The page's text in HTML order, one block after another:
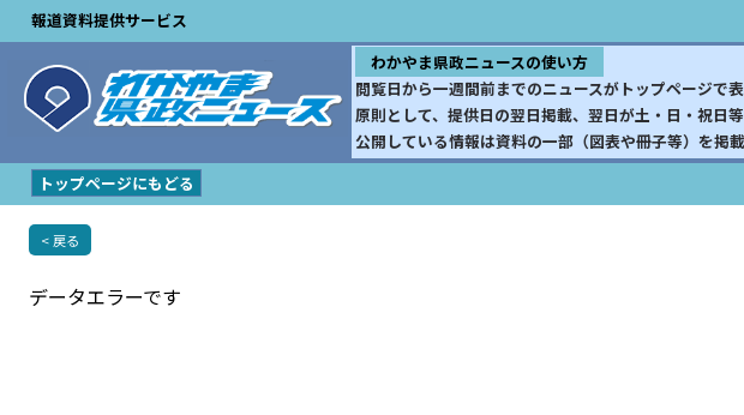
報道資料提供サービス
わかやま県政ニュースの使い方
閲覧日から一週間前までのニュースがトップページで表
原則として、提供日の翌日掲載、翌日が土・日・祝日
公開している情報は資料の一部（図表や冊子等）を掲
トップページにもどる
< 戻る
データエラーです